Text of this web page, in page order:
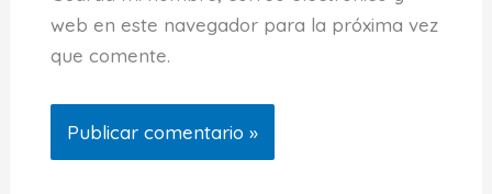
web en este navegador para la próxima vez
que comente.